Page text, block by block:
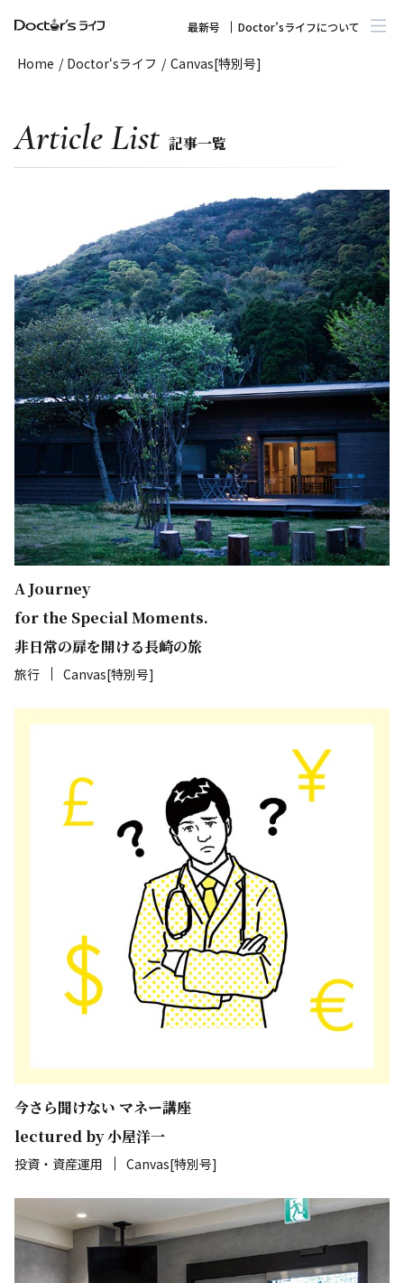
最新号 Doctor’sライフについて
Home / Doctor‘sライフ / Canvas[特別号]
Article List 記事一覧
A Journey
for the Special Moments.
非日常の扉を開ける長崎の旅
旅行 Canvas[特別号]
今さら聞けない マネー講座
lectured by 小屋洋一
投資・資産運用 Canvas[特別号]